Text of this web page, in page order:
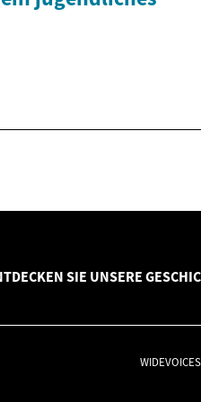
SIE UNSERE